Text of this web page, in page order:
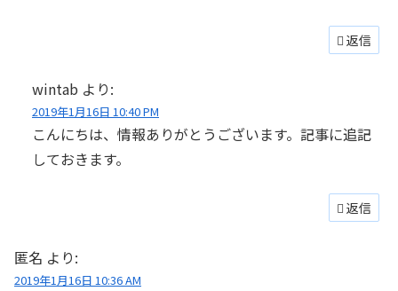
返信
wintab より:
2019年1月16日 10:40 PM
こんにちは、情報ありがとうございます。記事に追記
しておきます。
返信
匿名 より:
2019年1月16日 10:36 AM